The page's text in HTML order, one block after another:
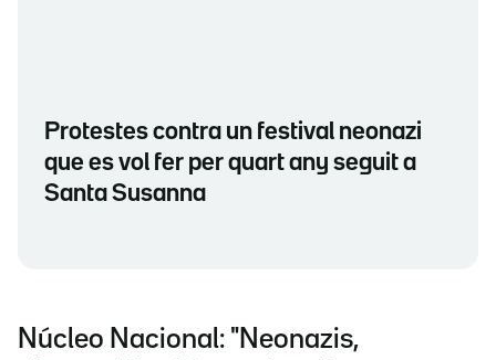
Protestes contra un festival neonazi
que es vol fer per quart any seguit a
Santa Susanna
Núcleo Nacional: "Neonazis,